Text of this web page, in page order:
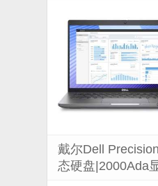
戴尔Dell
态硬盘|2000Ada